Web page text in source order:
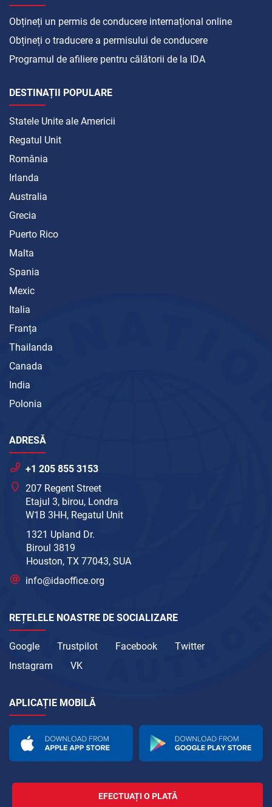
Obțineți un permis de conducere internațional online
Obțineți o traducere a permisului de conducere
Programul de afiliere pentru călătorii de la IDA
DESTINAȚII POPULARE
Statele Unite ale Americii
Regatul Unit
România
Irlanda
Australia
Grecia
Puerto Rico
Malta
Spania
Mexic
Italia
Franța
Thailanda
Canada
India
Polonia
ADRESĂ
+1 205 855 3153
207 Regent Street
Etajul 3, birou, Londra
W1B 3HH, Regatul Unit
1321 Upland Dr.
Biroul 3819
Houston, TX 77043, SUA
info@idaoffice.org
REȚELELE NOASTRE DE SOCIALIZARE
Google Trustpilot Facebook
Twitter
Instagram
VK
APLICAȚIE MOBILĂ
EFECTUAȚI O PLATĂ